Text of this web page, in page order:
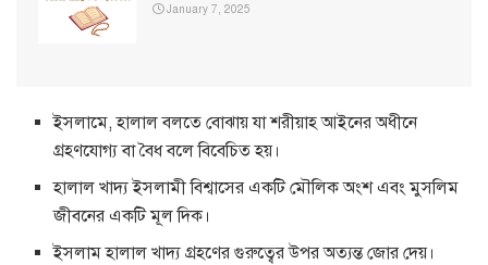
January 7, 2025
ইসলামে, হালাল বলতে বোঝায় যা শরীয়াহ আইনের অধীনে
গ্রহণযোগ্য বা বৈধ বলে বিবেচিত হয়।
হালাল খাদ্য ইসলামী বিশ্বাসের একটি মৌলিক অংশ এবং মুসলিম
জীবনের একটি মূল দিক।
ইসলাম হালাল খাদ্য গ্রহণের গুরুত্বের উপর অত্যন্ত জোর দেয়।